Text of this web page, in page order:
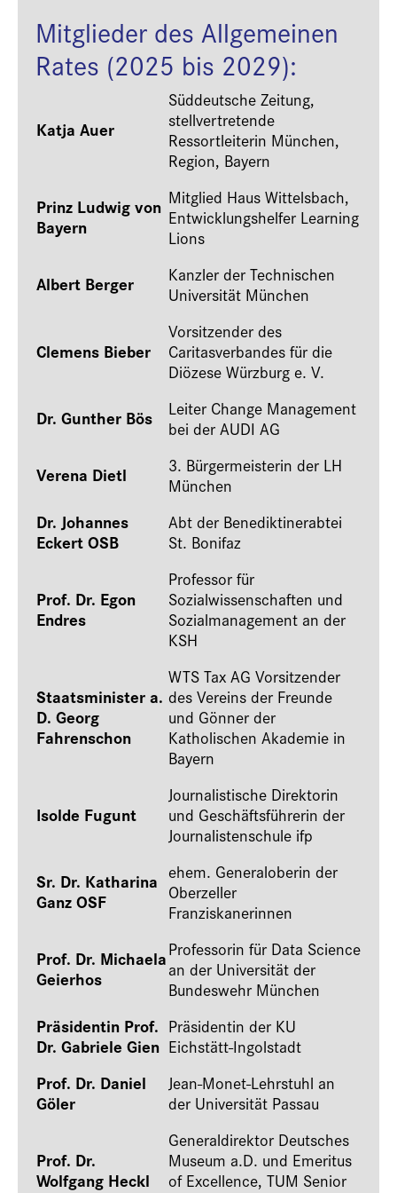
Mitglieder des Allgemeinen
Rates (2025 bis 2029):
Katja Auer
Süddeutsche Zeitung,
stellvertretende
Ressortleiterin München,
Region, Bayern
Prinz Ludwig von
Bayern
Mitglied Haus Wittelsbach,
Entwicklungshelfer Learning
Lions
Albert Berger
Kanzler der Technischen
Universität München
Clemens Bieber
Vorsitzender des
Caritasverbandes für die
Diözese Würzburg e. V.
Dr. Gunther Bös
Leiter Change Management
bei der AUDI AG
Verena Dietl
3. Bürgermeisterin der LH
München
Dr. Johannes
Eckert OSB
Abt der Benediktinerabtei
St. Bonifaz
Prof. Dr. Egon
Endres
Professor für
Sozialwissenschaften und
Sozialmanagement an der
KSH
Staatsminister a.
D. Georg
Fahrenschon
WTS Tax AG Vorsitzender
des Vereins der Freunde
und Gönner der
Katholischen Akademie in
Bayern
Isolde Fugunt
Journalistische Direktorin
und Geschäftsführerin der
Journalistenschule ifp
Sr. Dr. Katharina
Ganz OSF
ehem. Generaloberin der
Oberzeller
Franziskanerinnen
Prof. Dr. Michaela
Geierhos
Professorin für Data Science
an der Universität der
Bundeswehr München
Präsidentin Prof.
Dr. Gabriele Gien
Präsidentin der KU
Eichstätt-Ingolstadt
Prof. Dr. Daniel
Göler
Jean-Monet-Lehrstuhl an
der Universität Passau
Prof. Dr.
Wolfgang Heckl
Generaldirektor Deutsches
Museum a.D. und Emeritus
of Excellence, TUM Senior